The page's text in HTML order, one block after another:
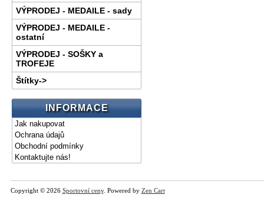
VÝPRODEJ - MEDAILE - sady
VÝPRODEJ - MEDAILE -
ostatní
VÝPRODEJ - SOŠKY a
TROFEJE
Štítky->
INFORMACE
Jak nakupovat
Ochrana údajů
Obchodní podmínky
Kontaktujte nás!
Copyright © 2026 Sportovní ceny. Powered by Zen Cart